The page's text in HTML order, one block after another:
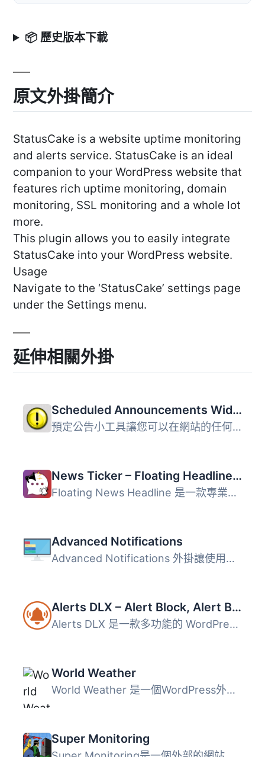
📦 歷史版本下載
原文外掛簡介
StatusCake is a website uptime monitoring
and alerts service. StatusCake is an ideal
companion to your WordPress website that
features rich uptime monitoring, domain
monitoring, SSL monitoring and a whole lot
more.
This plugin allows you to easily integrate
StatusCake into your WordPress website.
Usage
Navigate to the ‘StatusCake’ settings page
under the Settings menu.
延伸相關外掛
Scheduled Announcements Widget
預定公告小工具讓您可以在網站的任何小工具區域或您的佈景主...
News Ticker – Floating Headlines & Sticky Alerts
Floating News Headline 是一款專業級、輕量級的新聞跑馬燈外...
Advanced Notifications
Advanced Notifications 外掛讓使用者能夠在指定的頁面或文章...
Alerts DLX – Alert Block, Alert Box, Callout Box, and Notifications
Alerts DLX 是一款多功能的 WordPress 外掛，提供精美的警示...
World Weather
World Weather 是一個WordPress外掛，可讓您收集免費或付費的...
Super Monitoring